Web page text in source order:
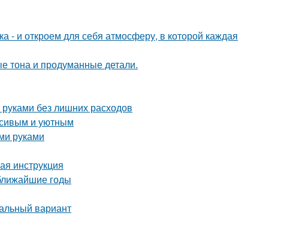
- и откроем для себя атмосферу, в которой каждая
тона и продуманные детали.
без лишних расходов
и уютным
руками
инструкция
годы
вариант